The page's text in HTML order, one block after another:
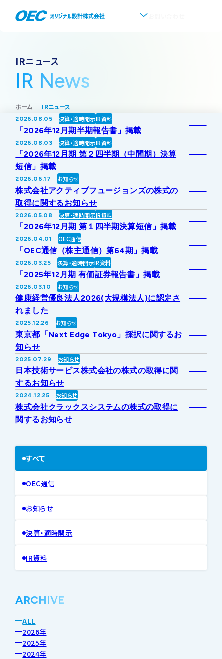
会社概要
代表挨拶
沿革
事業所・アクセス
グループ会社について
協業・パートナー募集
採用情報
事業紹介
事業一覧
上水道
下水道
ソフトウェア開発
その他事業
新しい取り組み
IR情報
IRトップ
株式・株主情報
IRニュース
IRライブラリー
IRカレンダー
個人投資家の皆様へ
IR方針・免責事項
For Overseas
新着情報
採用情報
協業・パートナー募集
公式 広報
IRニュース
IR News
ホーム IRニュース
2026.08.05 決算・適時開示IR資料
「2026年12月期半期報告書」掲載
2026.08.03 決算・適時開示IR資料
「2026年12月期 第２四半期（中間期）決算
短信」掲載
2026.06.17 お知らせ
株式会社アクティブフュージョンズの株式の
取得に関するお知らせ
2026.05.08 決算・適時開示IR資料
「2026年12月期 第１四半期決算短信」掲載
2026.04.01 OEC通信
「OEC通信（株主通信）第64期」掲載
2026.03.25 決算・適時開示IR資料
「2025年12月期 有価証券報告書」掲載
2026.03.10 お知らせ
健康経営優良法人2026(大規模法人)に認定さ
れました
2025.12.26 お知らせ
東京都「Next Edge Tokyo」採択に関するお
知らせ
2025.07.29 お知らせ
日本技術サービス株式会社の株式の取得に関
するお知らせ
2024.12.25 お知らせ
株式会社クラックスシステムの株式の取得に
関するお知らせ
すべて
OEC通信
お知らせ
決算・適時開示
IR資料
ARCHIVE
ALL
2026年
2025年
2024年